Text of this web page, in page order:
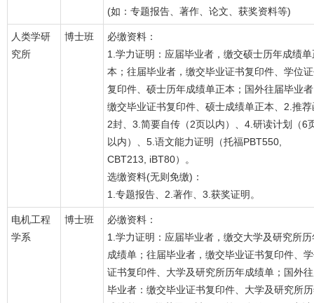
(如：专题报告、著作、论文、获奖资料等)
人类学研
究所
博士班
必缴资料：
1.学力证明：应届毕业者，缴交硕士历年成绩单
本；往届毕业者，缴交毕业证书复印件、学位
复印件、硕士历年成绩单正本；国外往届毕业
缴交毕业证书复印件、硕士成绩单正本、2.推荐
2封、3.简要自传（2页以内）、4.研读计划（6
以内）、5.语文能力证明（托福PBT550,
CBT213, iBT80）。
选缴资料(无则免缴)：
1.专题报告、2.著作、3.获奖证明。
电机工程
学系
博士班
必缴资料：
1.学力证明：应届毕业者，缴交大学及研究所历
成绩单；往届毕业者，缴交毕业证书复印件、
证书复印件、大学及研究所历年成绩单；国外
毕业者：缴交毕业证书复印件、大学及研究所